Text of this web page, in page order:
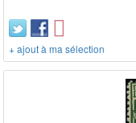
+ ajout à ma sélection